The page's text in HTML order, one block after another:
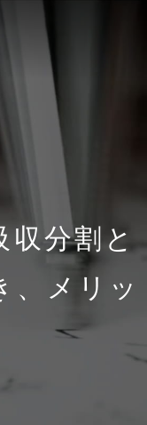
収分割と
、メリッ